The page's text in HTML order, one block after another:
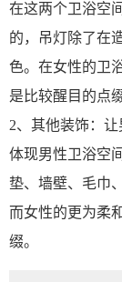
在这两个卫浴空
的，吊灯除了在
色。在女性的卫
是比较醒目的点缀
2、其他装饰：
体现男性卫浴空
垫、墙壁、毛巾
而女性的更为柔
缀。